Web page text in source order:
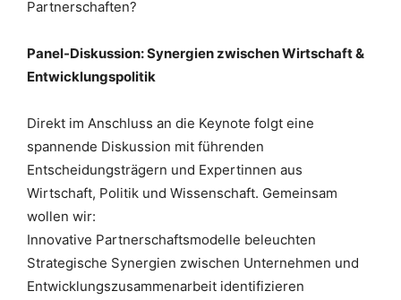
Partnerschaften?
Panel-Diskussion: Synergien zwischen Wirtschaft &
Entwicklungspolitik
Direkt im Anschluss an die Keynote folgt eine
spannende Diskussion mit führenden
Entscheidungsträgern und Expertinnen aus
Wirtschaft, Politik und Wissenschaft. Gemeinsam
wollen wir:
Innovative Partnerschaftsmodelle beleuchten
Strategische Synergien zwischen Unternehmen und
Entwicklungszusammenarbeit identifizieren